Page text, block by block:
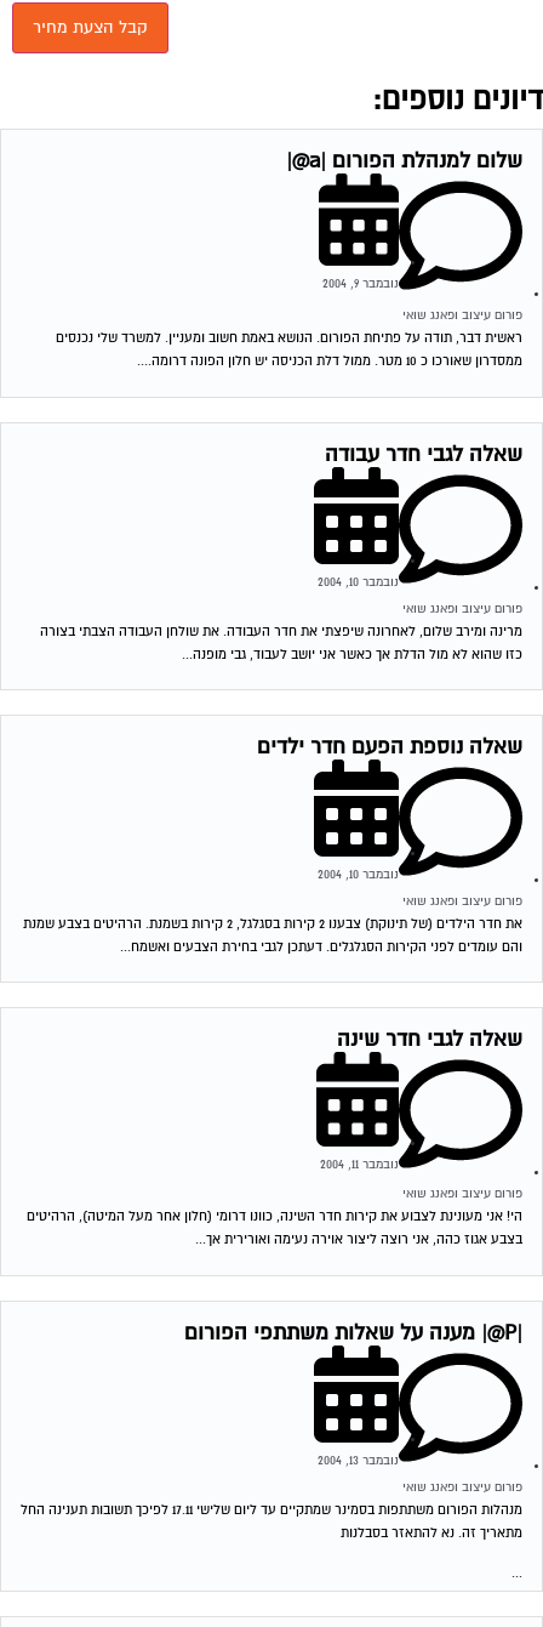
נוספים:
שלום למנהלת הפורום |a@|
פורום עיצוב ופאנג שואי
נובמבר 9, 2004
ראשית דבר, תודה על פתיחת הפורום. הנושא באמת חשוב ומעניין. למשרד שלי נכנסים
ממסדרון שאורכו כ 10 מטר. ממול דלת הכניסה יש חלון הפונה דרומה....
שאלה לגבי חדר עבודה
פורום עיצוב ופאנג שואי
נובמבר 10, 2004
מרינה ומירב שלום, לאחרונה שיפצתי את חדר העבודה. את שולחן העבודה הצבתי בצורה
כזו שהוא לא מול הדלת אך כאשר אני יושב לעבוד, גבי מופנה...
שאלה נוספת הפעם חדר ילדים
פורום עיצוב ופאנג שואי
נובמבר 10, 2004
את חדר הילדים (של תינוקת) צבענו 2 קירות בסגלגל, 2 קירות בשמנת. הרהיטים בצבע שמנת
והם עומדים לפני הקירות הסגלגלים. דעתכן לגבי בחירת הצבעים ואשמח...
שאלה לגבי חדר שינה
פורום עיצוב ופאנג שואי
נובמבר 11, 2004
הי! אני מעונינת לצבוע את קירות חדר השינה, כוונו דרומי (חלון אחר מעל המיטה), הרהיטים
בצבע אגוז כהה, אני רוצה ליצור אוירה נעימה ואורירית אך...
פורום עיצוב ופאנג שואי
נובמבר 13, 2004
מנהלות הפורום משתתפות בסמינר שמתקיים עד ליום שלישי 17.11 לפיכך תשובות תענינה החל
מתאריך זה. נא להתאזר בסבלנות